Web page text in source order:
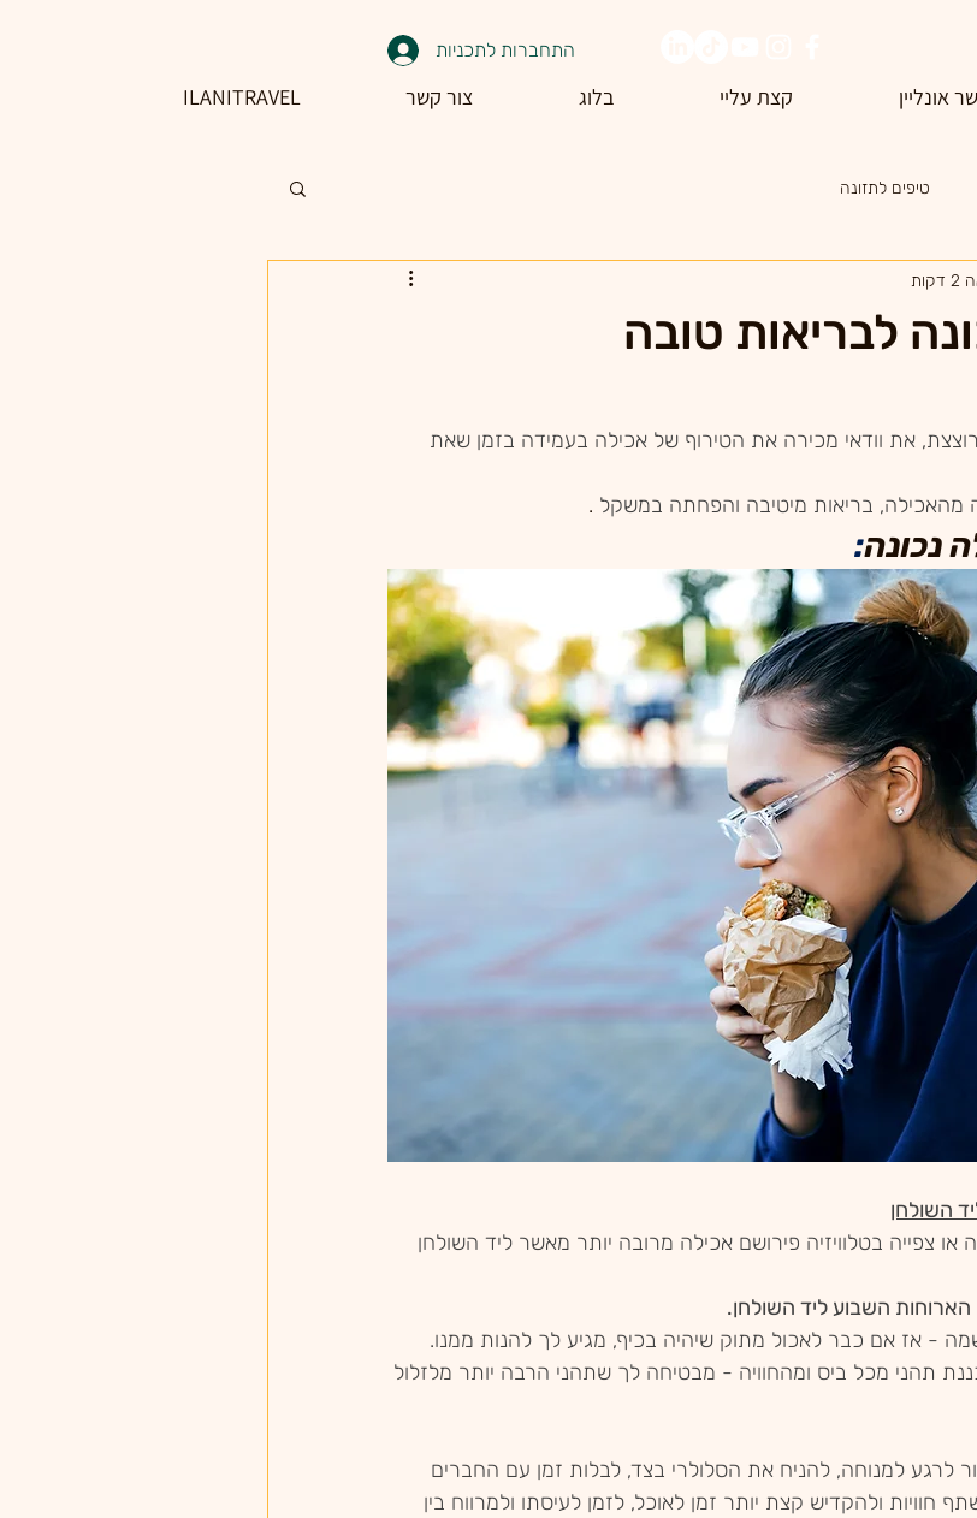
התחברות לתכניות
אונליין קצת עליי בלוג צור קשר ILANITRAVEL
טיפים לתזונה
לבריאות טובה
את וודאי מכירה את הטירוף של אכילה בעמידה בזמן שאת
מהאכילה, בריאות מיטיבה והפחתה במשקל .
נכונה:
השולחן
צפייה בטלוויזיה פירושם אכילה מרובה יותר מאשר ליד השולחן
השבוע ליד השולחן.
- אז אם כבר לאכול מתוק שיהיה בכיף, מגיע לך להנות ממנו.
תהני מכל ביס ומהחוויה - מבטיחה לך שתהני הרבה יותר מלזלול
לרגע למנוחה, להניח את הסלולרי בצד, לבלות זמן עם החברים
ולהקדיש קצת יותר זמן לאוכל, לזמן לעיסתו ולמרווח בין